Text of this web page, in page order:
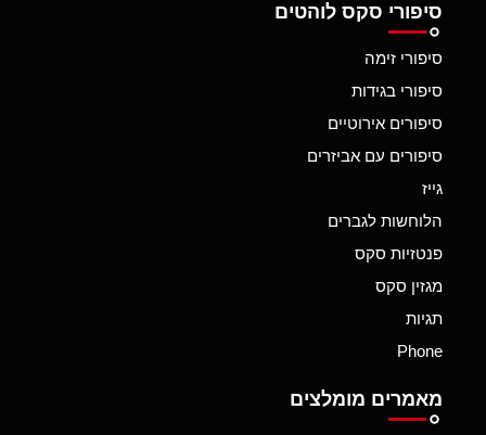
סיפורי סקס לוהטים
סיפורי זימה
סיפורי בגידות
סיפורים אירוטיים
סיפורים עם אביזרים
גייז
הלוחשות לגברים
פנטזיות סקס
מגזין סקס
תגיות
Phone
מאמרים מומלצים